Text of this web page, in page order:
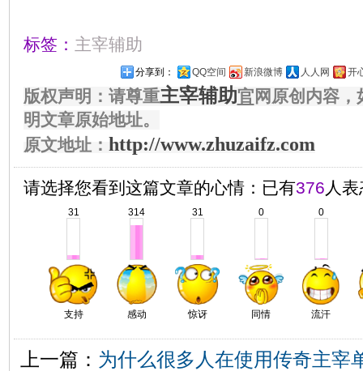
标签： 主宰辅助
分享到： QQ空间 新浪微博 人人网 开
版权声明：请尊重主宰辅助官 网原创内容
明文章原始地址。
原文地址： http://www.zhuzaifz.com
请选择您看到这篇文章的心情：已有376 人
31
支持
314
感动
31
惊讶
0
同情
0
流汗
上一篇： 为什么很多人在使用传奇主宰